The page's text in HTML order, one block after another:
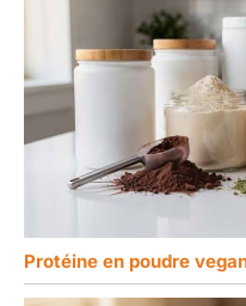
Protéine en poudre